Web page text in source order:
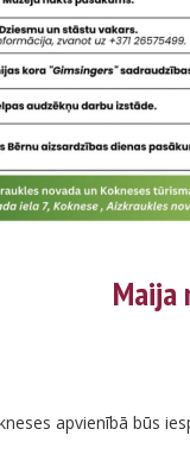
Maija
apvienībā būs